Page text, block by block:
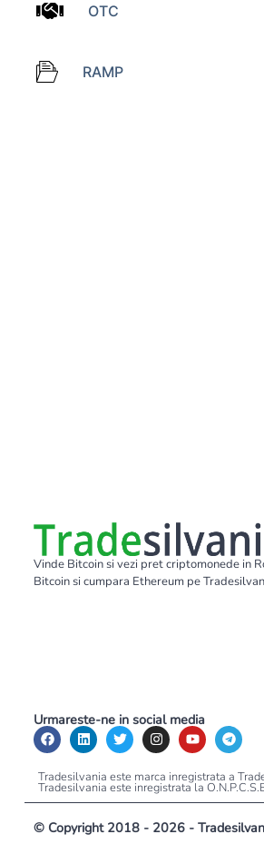
OTC
RAMP
Vinde Bitcoin si vezi pret criptomonede in
Bitcoin si cumpara Ethereum pe
Urmareste-ne in social media
Tradesilvania este marca inregistrata a
Tradesilvania este inregistrata la
© Copyright 2018 - 2026 -